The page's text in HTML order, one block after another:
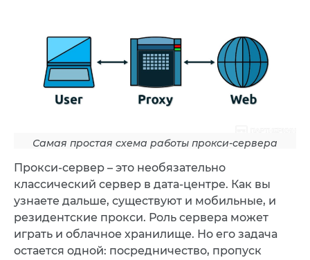
Самая простая схема работы прокси-сервера
Прокси-сервер – это необязательно
классический сервер в дата-центре. Как вы
узнаете дальше, существуют и мобильные, и
резидентские прокси. Роль сервера может
играть и облачное хранилище. Но его задача
остается одной: посредничество, пропуск